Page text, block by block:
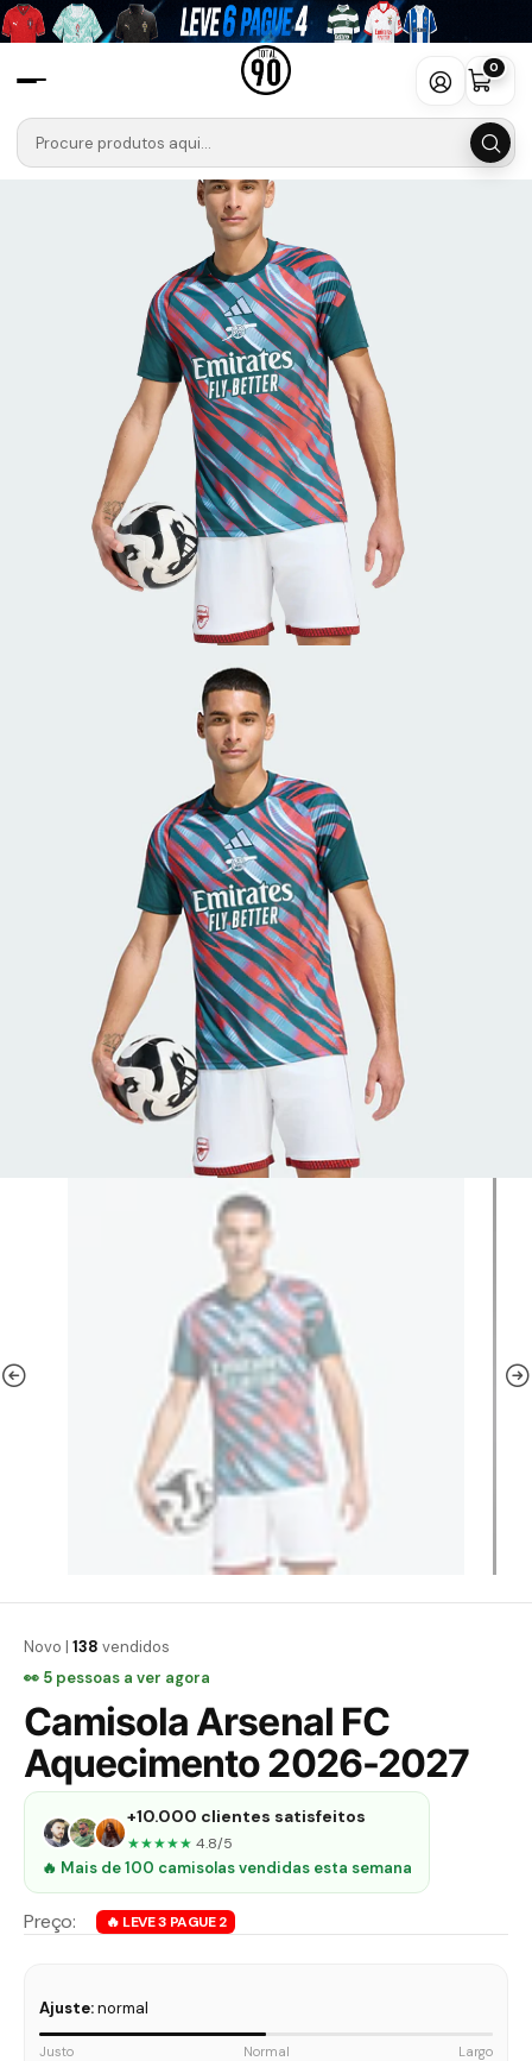
0
Início Camisolas Premier League
Arsenal
Camisola Arsenal FC Aquecimento 2026-2027
Novo | 138 vendidos
👀 5 pessoas a ver agora
Camisola Arsenal FC
Aquecimento 2026-2027
+10.000 clientes satisfeitos
★★★★★ 4.8/5
🔥 Mais de 100 camisolas vendidas esta semana
Ajuste:normal
Justo Normal Largo